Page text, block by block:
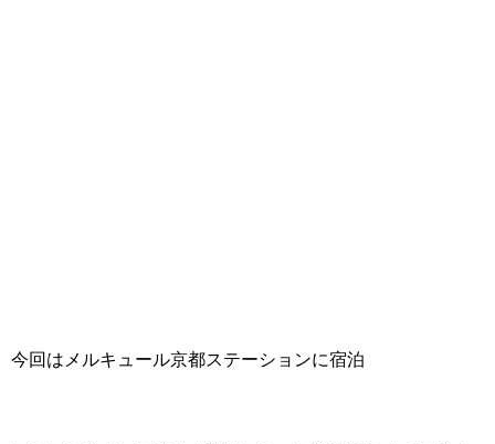
今回はメルキュール京都ステーションに宿泊